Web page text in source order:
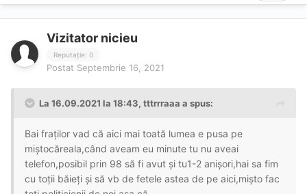
Vizitator nicieu
Reputație: 0
Postat Septembrie 16, 2021
La 16.09.2021 la 18:43, tttrrraaa a spus:
Bai fraților vad că aici mai toată lumea e pusa pe
miștocăreala,când aveam eu minute tu nu aveai
telefon,posibil prin 98 să fi avut și tu1-2 anișori,hai sa fim
cu toții băieți și să vb de fetele astea de pe aici,mișto fac